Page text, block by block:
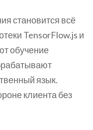
становится всё
TensorFlow.js и
обучение
язык.
клиента без